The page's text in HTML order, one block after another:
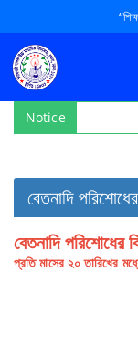
Notice
বেতনাদি
বেতনাদি পরিশোধের
প্রতি মাসের ২০ তারিখের